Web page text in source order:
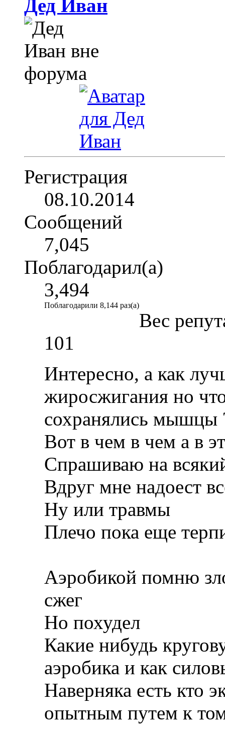
Дед Иван
Регистрация
08.10.2014
Сообщений
7,045
Поблагодарил(а)
3,494
Поблагодарили 8,144 раз(а)
Вес
101
Интересно, а как
жиросжигания но
сохранялись мышцы
Вот в чем в чем а в
Спрашиваю на
Вдруг мне надоест
Ну или травмы
Плечо пока еще
Аэробикой помню
сжег
Но похудел
Какие нибудь
аэробика и как
Наверняка есть кто
опытным путем к